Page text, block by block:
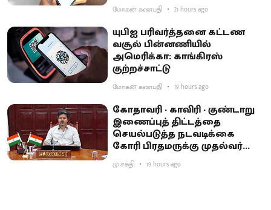
மோகன் கணபதி 21 hours ago
யுபிஐ பரிவர்த்தனை கட்டண
வசூல் பின்னணியில்
அமெரிக்கா: காங்கிரஸ்
குற்றச்சாட்டு
மோகன் கணபதி 19 hours ago
கோதாவரி - காவிரி - குண்டாறு
இணைப்புத் திட்டத்தை
செயல்படுத்த நடவடிக்கை
கோரி பிரதமருக்கு முதல்வர்
விஜய் கடிதம்
மு.சக்தி 19 hours ago